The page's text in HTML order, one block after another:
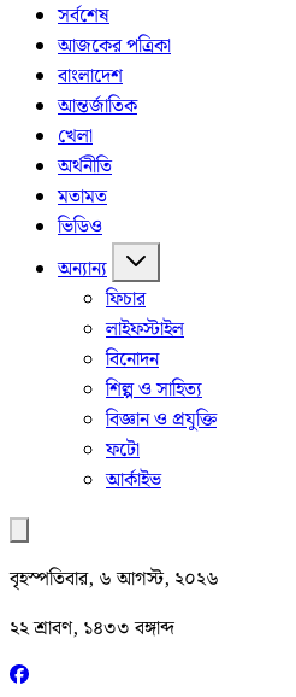
সর্বশেষ
আজকের পত্রিকা
বাংলাদেশ
আন্তর্জাতিক
খেলা
অর্থনীতি
মতামত
ভিডিও
অন্যান্য
ফিচার
লাইফস্টাইল
বিনোদন
শিল্প ও সাহিত্য
বিজ্ঞান ও প্রযুক্তি
ফটো
আর্কাইভ
বৃহস্পতিবার, ৬ আগস্ট, ২০২৬
২২ শ্রাবণ, ১৪৩৩ বঙ্গাব্দ